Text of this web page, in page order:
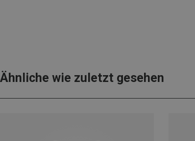
Ähnliche wie zuletzt gesehen